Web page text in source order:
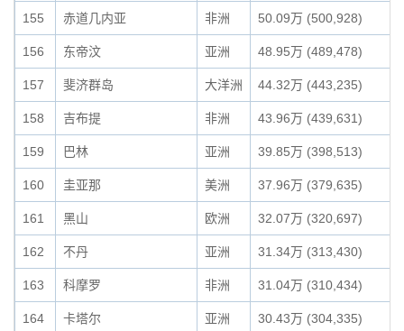
155 赤道几内亚 非洲 50.09万 (500,928)
156 东帝汶 亚洲 48.95万 (489,478)
157 斐济群岛 大洋洲 44.32万 (443,235)
158 吉布提 非洲 43.96万 (439,631)
159 巴林 亚洲 39.85万 (398,513)
160 圭亚那 美洲 37.96万 (379,635)
161 黑山 欧洲 32.07万 (320,697)
162 不丹 亚洲 31.34万 (313,430)
163 科摩罗 非洲 31.04万 (310,434)
164 卡塔尔 亚洲 30.43万 (304,335)